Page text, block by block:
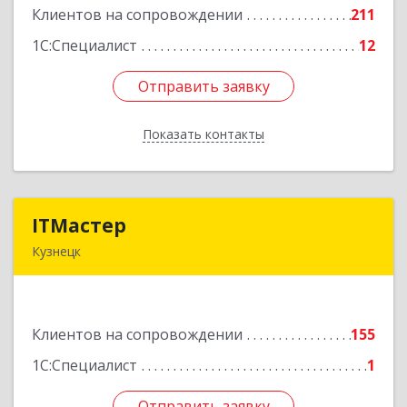
Клиентов на сопровождении
211
1С:Специалист
12
Отправить заявку
Показать контакты
Подробнее
Отправить заявку
Назад
ITМастер
Кузнецк
Клиентов на сопровождении
155
1С:Специалист
1
Подробнее